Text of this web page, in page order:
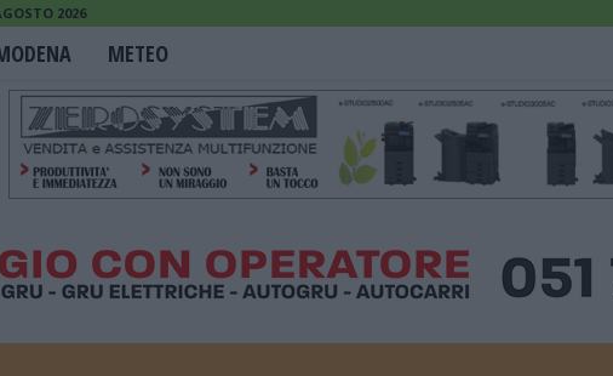
2026
METEO